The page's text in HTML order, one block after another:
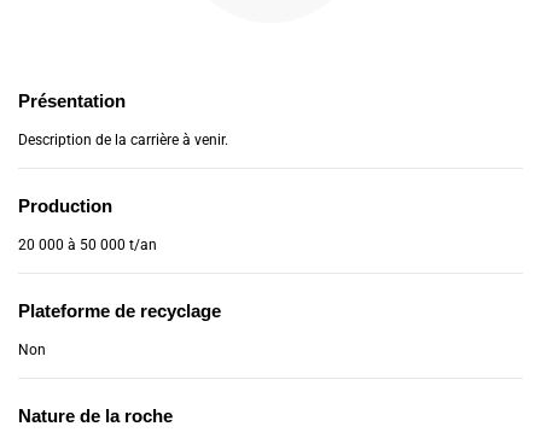
Présentation
Description de la carrière à venir.
Production
20 000 à 50 000 t/an
Plateforme de recyclage
Non
Nature de la roche